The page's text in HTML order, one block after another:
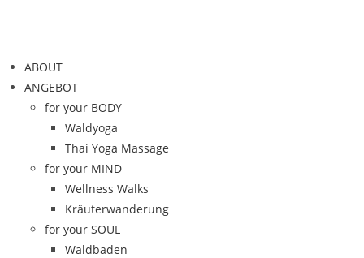
ABOUT
ANGEBOT
for your BODY
Waldyoga
Thai Yoga Massage
for your MIND
Wellness Walks
Kräuterwanderung
for your SOUL
Waldbaden